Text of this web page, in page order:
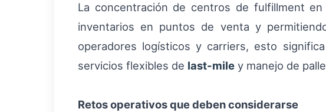
La concentración de centros de fulfillment
inventarios en puntos de venta y
operadores logísticos y carriers, esto
servicios flexibles de last-mile y manejo de
Retos operativos que deben considerarse